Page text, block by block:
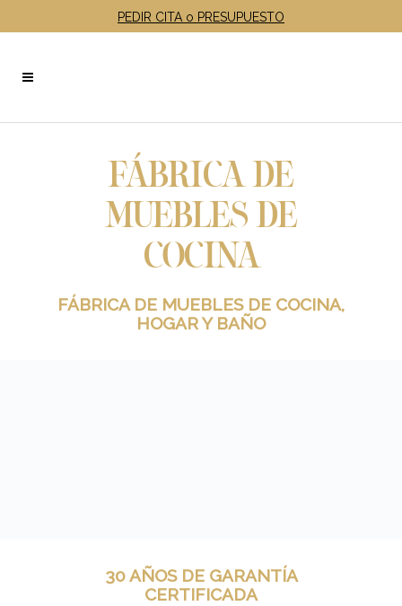
PEDIR CITA o PRESUPUESTO
FÁBRICA DE
MUEBLES DE
COCINA
FÁBRICA DE MUEBLES DE COCINA,
HOGAR Y BAÑO
30 AÑOS DE GARANTÍA
CERTIFICADA